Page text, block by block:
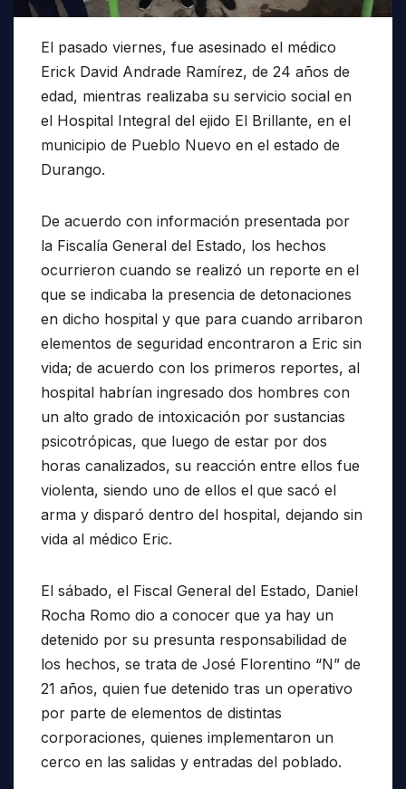
El pasado viernes, fue asesinado el médico
Erick David Andrade Ramírez, de 24 años de
edad, mientras realizaba su servicio social en
el Hospital Integral del ejido El Brillante, en el
municipio de Pueblo Nuevo en el estado de
Durango.
De acuerdo con información presentada por
la Fiscalía General del Estado, los hechos
ocurrieron cuando se realizó un reporte en el
que se indicaba la presencia de detonaciones
en dicho hospital y que para cuando arribaron
elementos de seguridad encontraron a Eric sin
vida; de acuerdo con los primeros reportes, al
hospital habrían ingresado dos hombres con
un alto grado de intoxicación por sustancias
psicotrópicas, que luego de estar por dos
horas canalizados, su reacción entre ellos fue
violenta, siendo uno de ellos el que sacó el
arma y disparó dentro del hospital, dejando sin
vida al médico Eric.
El sábado, el Fiscal General del Estado, Daniel
Rocha Romo dio a conocer que ya hay un
detenido por su presunta responsabilidad de
los hechos, se trata de José Florentino “N” de
21 años, quien fue detenido tras un operativo
por parte de elementos de distintas
corporaciones, quienes implementaron un
cerco en las salidas y entradas del poblado.